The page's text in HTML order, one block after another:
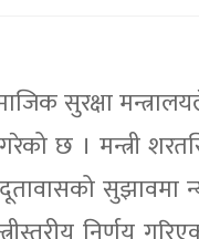
सुरक्षा
छ । मन्त्री
सुझावमा